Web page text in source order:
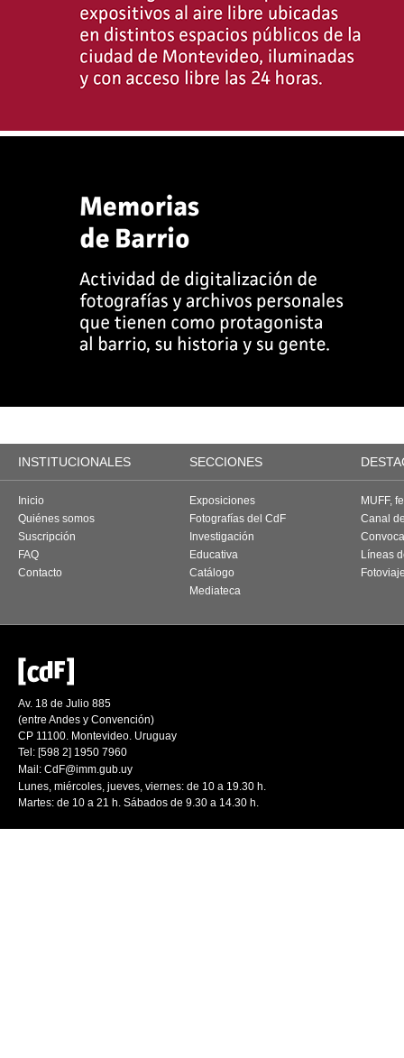
INSTITUCIONALES SECCIONES
Inicio
Quiénes somos
Suscripción
FAQ
Contacto
Exposiciones
Fotografías del CdF
Investigación
Educativa
Catálogo
Mediateca
MUFF,
Canal
Líneas
Av. 18 de Julio 885
(entre Andes y Convención)
CP 11100. Montevideo. Uruguay
Tel: [598 2] 1950 7960
Mail: CdF@imm.gub.uy
Lunes, miércoles, jueves, viernes: de 10 a 19.30 h.
Martes: de 10 a 21 h. Sábados de 9.30 a 14.30 h.